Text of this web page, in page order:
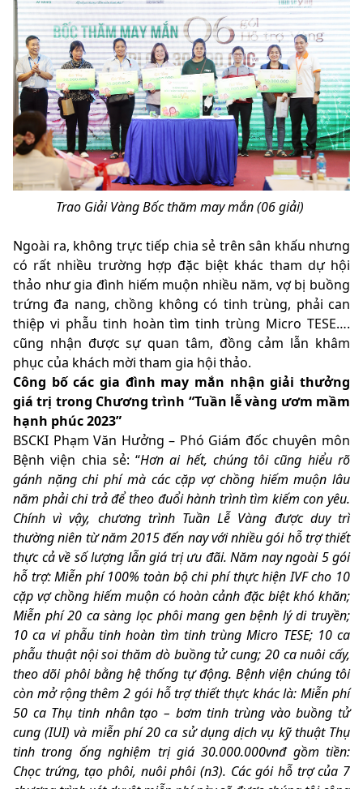
Trao Giải Vàng Bốc thăm may mắn (06 giải)
Ngoài ra, không trực tiếp chia sẻ trên sân khấu nhưng
có rất nhiều trường hợp đặc biệt khác tham dự hội
thảo như gia đình hiếm muộn nhiều năm, vợ bị buồng
trứng đa nang, chồng không có tinh trùng, phải can
thiệp vi phẫu tinh hoàn tìm tinh trùng Micro TESE….
cũng nhận được sự quan tâm, đồng cảm lẫn khâm
phục của khách mời tham gia hội thảo.
Công bố các gia đình may mắn nhận giải thưởng
giá trị trong Chương trình “Tuần lễ vàng ươm mầm
hạnh phúc 2023”
BSCKI Phạm Văn Hưởng – Phó Giám đốc chuyên môn
Bệnh viện chia sẻ: “Hơn ai hết, chúng tôi cũng hiểu rõ
gánh nặng chi phí mà các cặp vợ chồng hiếm muộn lâu
năm phải chi trả để theo đuổi hành trình tìm kiếm con yêu.
Chính vì vậy, chương trình Tuần Lễ Vàng được duy trì
thường niên từ năm 2015 đến nay với nhiều gói hỗ trợ thiết
thực cả về số lượng lẫn giá trị ưu đãi. Năm nay ngoài 5 gói
hỗ trợ: Miễn phí 100% toàn bộ chi phí thực hiện IVF cho 10
cặp vợ chồng hiếm muộn có hoàn cảnh đặc biệt khó khăn;
Miễn phí 20 ca sàng lọc phôi mang gen bệnh lý di truyền;
10 ca vi phẫu tinh hoàn tìm tinh trùng Micro TESE; 10 ca
phẫu thuật nội soi thăm dò buồng tử cung; 20 ca nuôi cấy,
theo dõi phôi bằng hệ thống tự động. Bệnh viện chúng tôi
còn mở rộng thêm 2 gói hỗ trợ thiết thực khác là: Miễn phí
50 ca Thụ tinh nhân tạo – bơm tinh trùng vào buồng tử
cung (IUI) và miễn phí 20 ca sử dụng dịch vụ kỹ thuật Thụ
tinh trong ống nghiệm trị giá 30.000.000vnđ gồm tiền:
Chọc trứng, tạo phôi, nuôi phôi (n3). Các gói hỗ trợ của 7